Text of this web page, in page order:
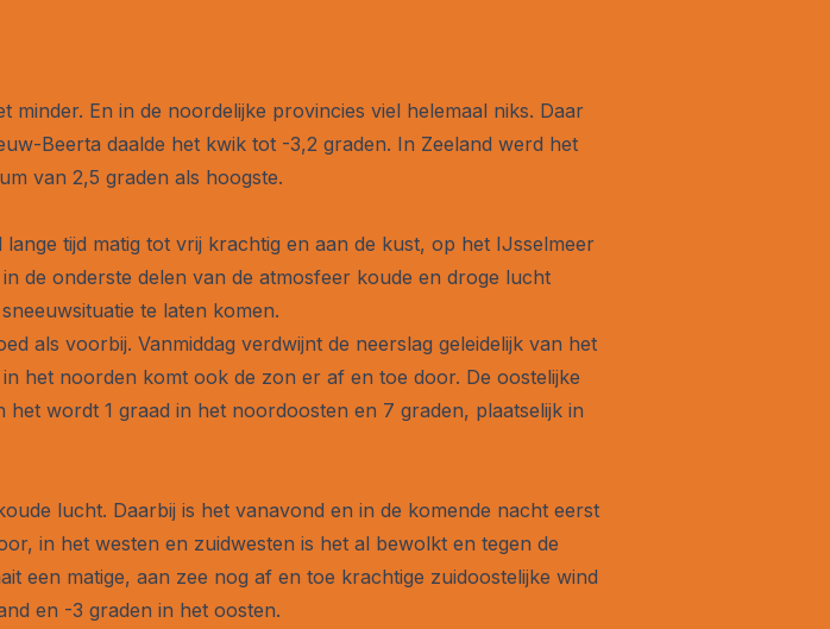
En in de noordelijke provincies viel helemaal niks. Daar
Beerta daalde het kwik tot -3,2 graden. In Zeeland werd het
van 2,5 graden als hoogste.
tijd matig tot vrij krachtig en aan de kust, op het IJsselmeer
de onderste delen van de atmosfeer koude en droge lucht
te laten komen.
als voorbij. Vanmiddag verdwijnt de neerslag geleidelijk van het
het noorden komt ook de zon er af en toe door. De oostelijke
wordt 1 graad in het noordoosten en 7 graden, plaatselijk in
lucht. Daarbij is het vanavond en in de komende nacht eerst
in het westen en zuidwesten is het al bewolkt en tegen de
een matige, aan zee nog af en toe krachtige zuidoostelijke wind
en -3 graden in het oosten.